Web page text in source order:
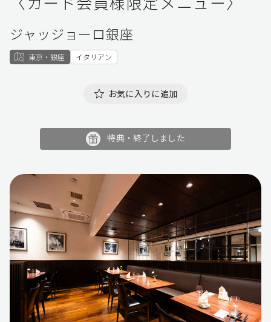
ジャッジョーロ銀座
東京・銀座 イタリアン
お気に入りに追加
特典・終了しました